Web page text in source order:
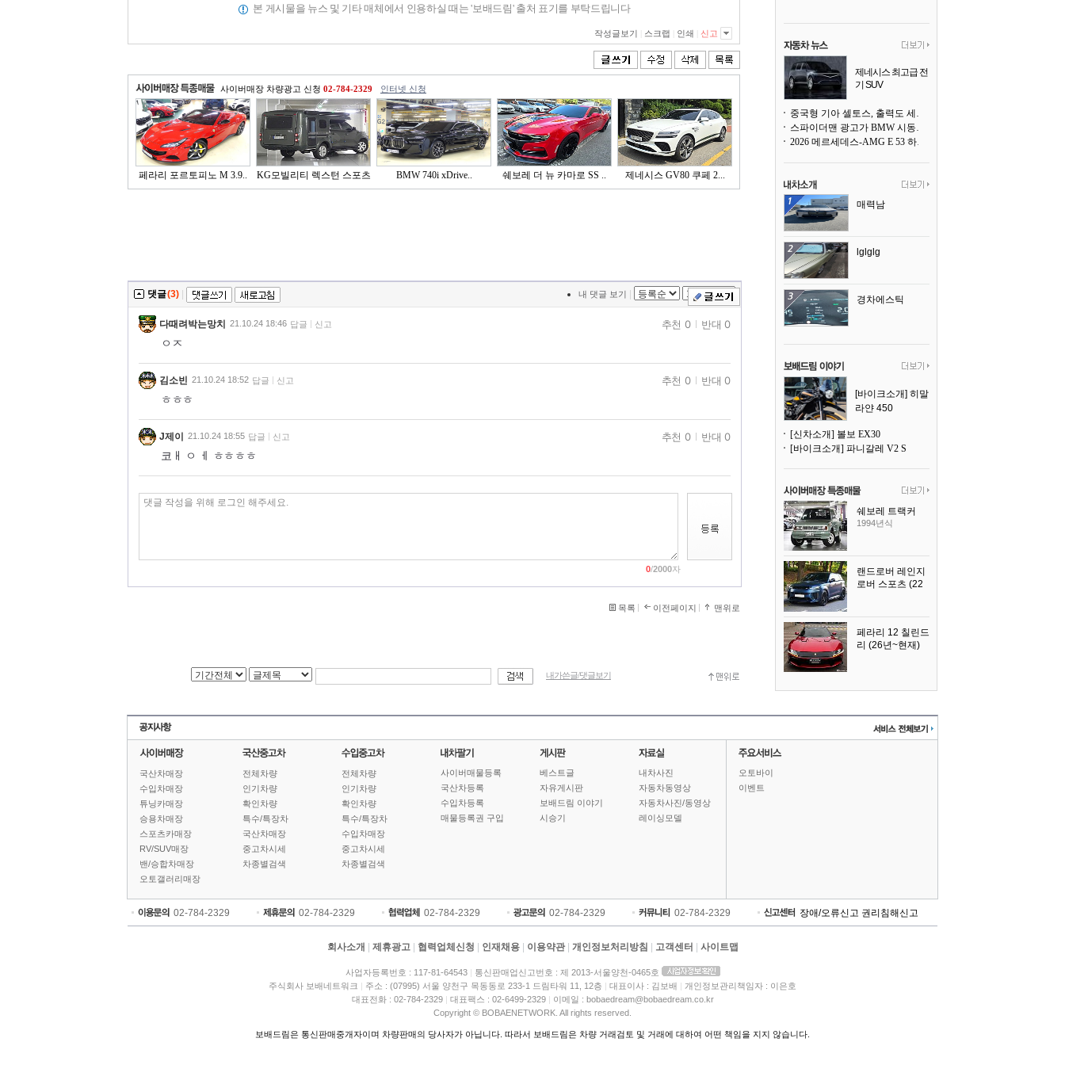
본 게시물을 뉴스 및 기타 매체에서 인용하실 때는 '보배드림' 출처 표기를 부탁드립니다
작성글보기 스크랩 인쇄 신고
사이버매장 차량광고 신청 02-784-2329 인터넷 신청
페라리 포르토피노 M 3.9..
KG모빌리티 렉스턴 스포츠
BMW 740i xDrive.. 쉐보레 더 뉴 카마로 SS .. 제네시스 GV80 쿠페 2...
댓글(3) 내 댓글 보기
다때려박는망치 21.10.24 18:46 답글 신고
ㅇㅈ
추천 0 반대 0
김소빈 21.10.24 18:52 답글 신고
ㅎㅎㅎ
추천 0 반대 0
J제이 21.10.24 18:55 답글 신고
코ㅐ ㅇ ㅔ ㅎㅎㅎㅎ
추천 0 반대 0
0/2000자
목록 이전페이지 맨위로
내가쓴글/댓글보기
제네시스 최고급 전
기 SUV
중국형 기아 셀토스, 출력도 세지고 27인치 초대형 디스플레이까지
스파이더맨 광고가 BMW 시동화면을 점령하다, 오너들은 불만
2026 메르세데스-AMG E 53 하이브리드 왜건 시승기
매력남
lglglg
경차에스틱
[바이크소개] 히말
라얀 450
[신차소개] 볼보 EX30
[바이크소개] 파니갈레 V2 S
쉐보레 트랙커
1994년식
랜드로버 레인지
로버 스포츠 (22
페라리 12 칠린드
리 (26년~현재)
국산차매장
수입차매장
튜닝카매장
승용차매장
스포츠카매장
RV/SUV매장
밴/승합차매장
오토갤러리매장
전체차량
인기차량
확인차량
특수/특장차
국산차매장
중고차시세
차종별검색
전체차량
인기차량
확인차량
특수/특장차
수입차매장
중고차시세
차종별검색
사이버매물등록
국산차등록
수입차등록
매물등록권 구입
베스트글
자유게시판
보배드림 이야기
시승기
내차사진
자동차동영상
자동차사진/동영상
레이싱모델
오토바이
이벤트
02-784-2329 02-784-2329 02-784-2329 02-784-2329 02-784-2329 장애/오류신고 권리침해신고
회사소개 제휴광고 협력업체신청 인재채용 이용약관 개인정보처리방침 고객센터 사이트맵
사업자등록번호 : 117-81-64543
통신판매업신고번호 : 제 2013-서울양천-0465호
주식회사 보배네트워크
주소 : (07995) 서울 양천구 목동동로 233-1 드림타워 11, 12층 대표이사 : 김보배
개인정보관리책임자 : 이은호
대표전화 : 02-784-2329
대표팩스 : 02-6499-2329
이메일 : bobaedream@bobaedream.co.kr
Copyright © BOBAENETWORK. All rights reserved.
보배드림은 통신판매중개자이며 차량판매의 당사자가 아닙니다. 따라서 보배드림은 차량 거래검토 및 거래에 대하여 어떤 책임을 지지 않습니다.